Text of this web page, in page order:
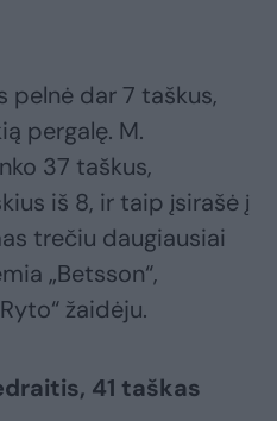
pelnė dar 7 taškus,
pergalę. M.
37 taškus,
iš 8, ir taip įsirašė į
trečiu daugiausiai
„Betsson“,
žaidėju.
41 taškas